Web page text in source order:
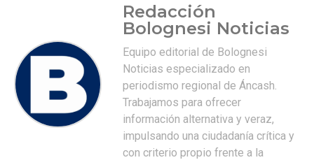
Redacción
Bolognesi Noticias
Equipo editorial de Bolognesi
Noticias especializado en
periodismo regional de Áncash.
Trabajamos para ofrecer
información alternativa y veraz,
impulsando una ciudadanía crítica y
con criterio propio frente a la